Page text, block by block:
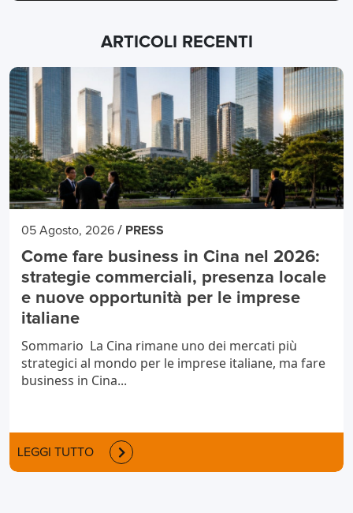
ARTICOLI RECENTI
05 Agosto, 2026 / PRESS
Come fare business in Cina nel 2026:
strategie commerciali, presenza locale
e nuove opportunità per le imprese
italiane
Sommario La Cina rimane uno dei mercati più
strategici al mondo per le imprese italiane, ma fare
business in Cina...
LEGGI TUTTO